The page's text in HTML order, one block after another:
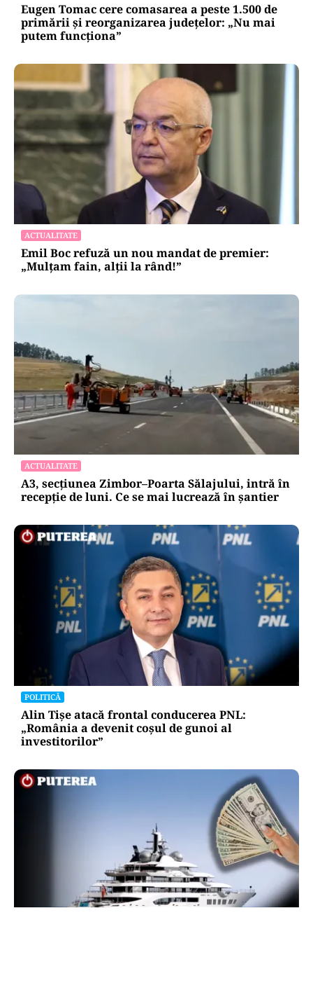
Eugen Tomac cere comasarea a peste 1.500 de
primării și reorganizarea județelor: „Nu mai
putem funcționa”
ACTUALITATE
Emil Boc refuză un nou mandat de premier:
„Mulțam fain, alții la rând!”
ACTUALITATE
A3, secțiunea Zimbor–Poarta Sălajului, intră în
recepție de luni. Ce se mai lucrează în șantier
POLITICĂ
Alin Tișe atacă frontal conducerea PNL:
„România a devenit coșul de gunoi al
investitorilor”